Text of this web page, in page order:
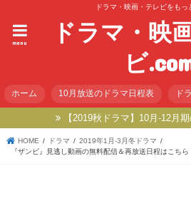
ドラマ・映画・テレビをもっ
ドラマ・映
ビ
menu
ホーム 10月放送のドラマ日程表 ド
【2019秋ドラマ】10月-12月
HOME ドラマ
2019年1月-3月冬ドラマ
『ザンビ』見逃し動画の無料配信＆再放送日程はこちら